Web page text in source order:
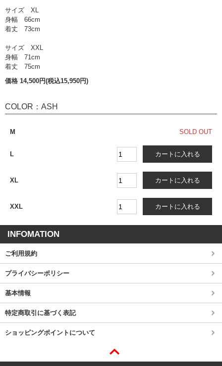
サイズ XL
身幅 66cm
着丈 73cm
サイズ XXL
身幅 71cm
着丈 75cm
価格 14,500円(税込15,950円)
COLOR：ASH
M SOLD OUT
L
XL
XXL
INFOMATION
ご利用規約
プライバシーポリシー
基本情報
特定商取引に基づく表記
ショッピングポイントについて